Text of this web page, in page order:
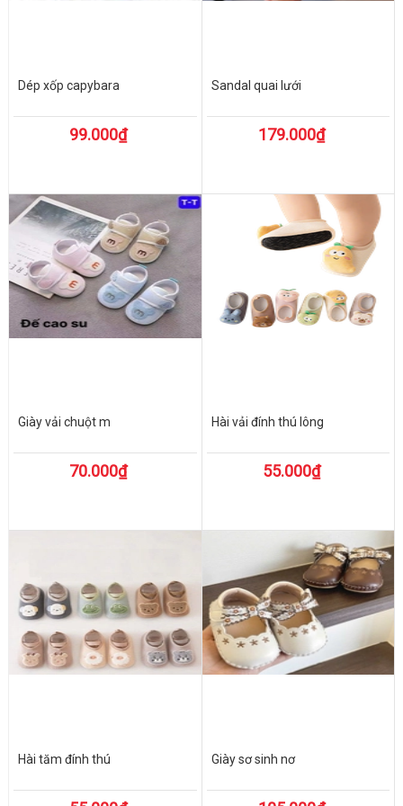
Dép xốp capybara
99.000₫
Sandal quai lưới
179.000₫
Giày vải chuột m
70.000₫
Hài vải đính thú lông
55.000₫
Hài tăm đính thú Giày sơ sinh nơ